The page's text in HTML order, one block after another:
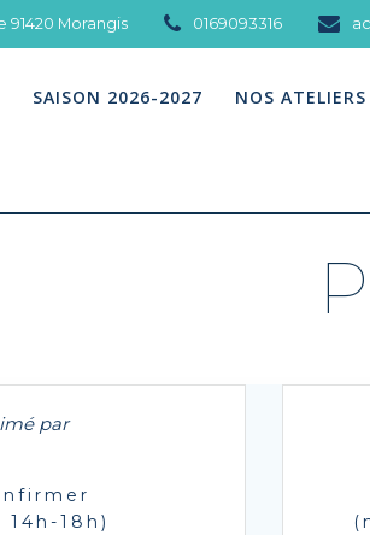
91420 Morangis 0169093316
SAISON 2026-2027 NOS ATELIERS
par
18h)